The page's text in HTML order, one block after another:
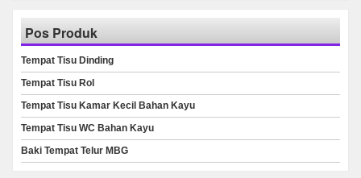
Pos Produk
Tempat Tisu Dinding
Tempat Tisu Rol
Tempat Tisu Kamar Kecil Bahan Kayu
Tempat Tisu WC Bahan Kayu
Baki Tempat Telur MBG